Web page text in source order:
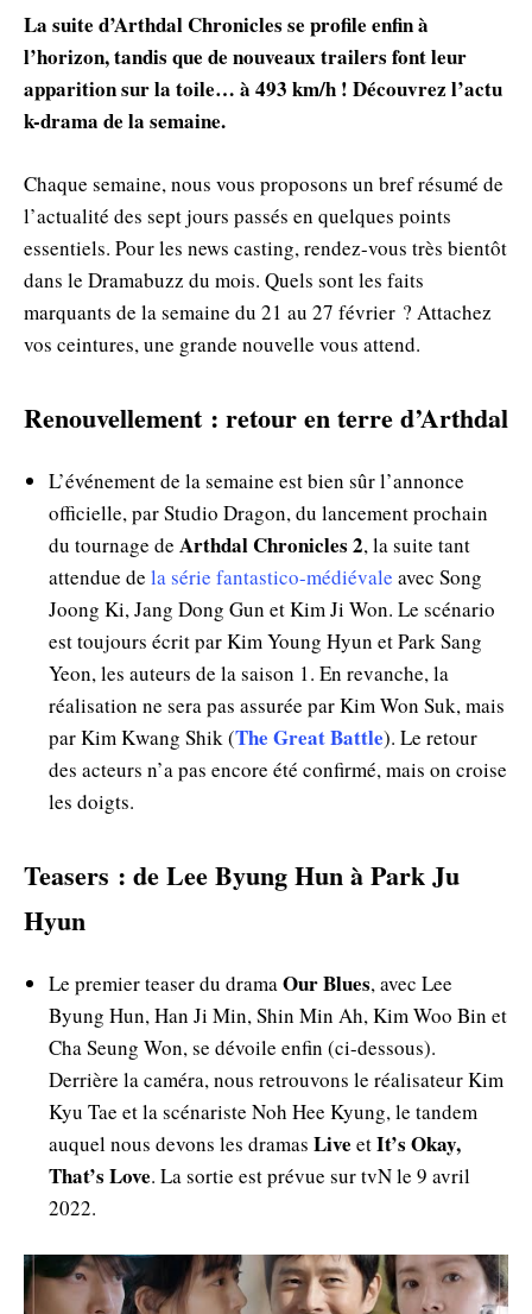
La suite d’Arthdal Chronicles se profile enfin à
l’horizon, tandis que de nouveaux trailers font leur
apparition sur la toile… à 493 km/h ! Découvrez l’actu
k-drama de la semaine.
Chaque semaine, nous vous proposons un bref résumé de
l’actualité des sept jours passés en quelques points
essentiels. Pour les news casting, rendez-vous très bientôt
dans le Dramabuzz du mois. Quels sont les faits
marquants de la semaine du 21 au 27 février ? Attachez
vos ceintures, une grande nouvelle vous attend.
Renouvellement : retour en terre d’Arthdal
L’événement de la semaine est bien sûr l’annonce
officielle, par Studio Dragon, du lancement prochain
du tournage de Arthdal Chronicles 2, la suite tant
attendue de la série fantastico-médiévale avec Song
Joong Ki, Jang Dong Gun et Kim Ji Won. Le scénario
est toujours écrit par Kim Young Hyun et Park Sang
Yeon, les auteurs de la saison 1. En revanche, la
réalisation ne sera pas assurée par Kim Won Suk, mais
par Kim Kwang Shik (The Great Battle). Le retour
des acteurs n’a pas encore été confirmé, mais on croise
les doigts.
Teasers : de Lee Byung Hun à Park Ju
Hyun
Le premier teaser du drama Our Blues, avec Lee
Byung Hun, Han Ji Min, Shin Min Ah, Kim Woo Bin et
Cha Seung Won, se dévoile enfin (ci-dessous).
Derrière la caméra, nous retrouvons le réalisateur Kim
Kyu Tae et la scénariste Noh Hee Kyung, le tandem
auquel nous devons les dramas Live etIt’s Okay,
That’s Love. La sortie est prévue sur tvN le 9 avril
2022.